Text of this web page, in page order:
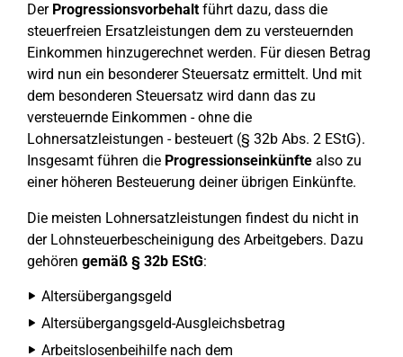
Der Progressionsvorbehaltführt dazu, dass die
steuerfreien Ersatzleistungen dem zu versteuernden
Einkommen hinzugerechnet werden. Für diesen Betrag
wird nun ein besonderer Steuersatz ermittelt. Und mit
dem besonderen Steuersatz wird dann das zu
versteuernde Einkommen - ohne die
Lohnersatzleistungen - besteuert (§ 32b Abs. 2 EStG).
Insgesamt führen die Progressionseinkünfte also zu
einer höheren Besteuerung deiner übrigen Einkünfte.
Die meisten Lohnersatzleistungen findest du nicht in
der Lohnsteuerbescheinigung des Arbeitgebers. Dazu
gehören gemäß § 32b EStG:
Altersübergangsgeld
Altersübergangsgeld-Ausgleichsbetrag
Arbeitslosenbeihilfe nach dem